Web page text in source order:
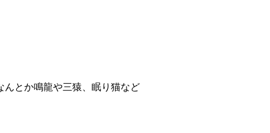
んとか鳴龍や三猿、眠り猫など